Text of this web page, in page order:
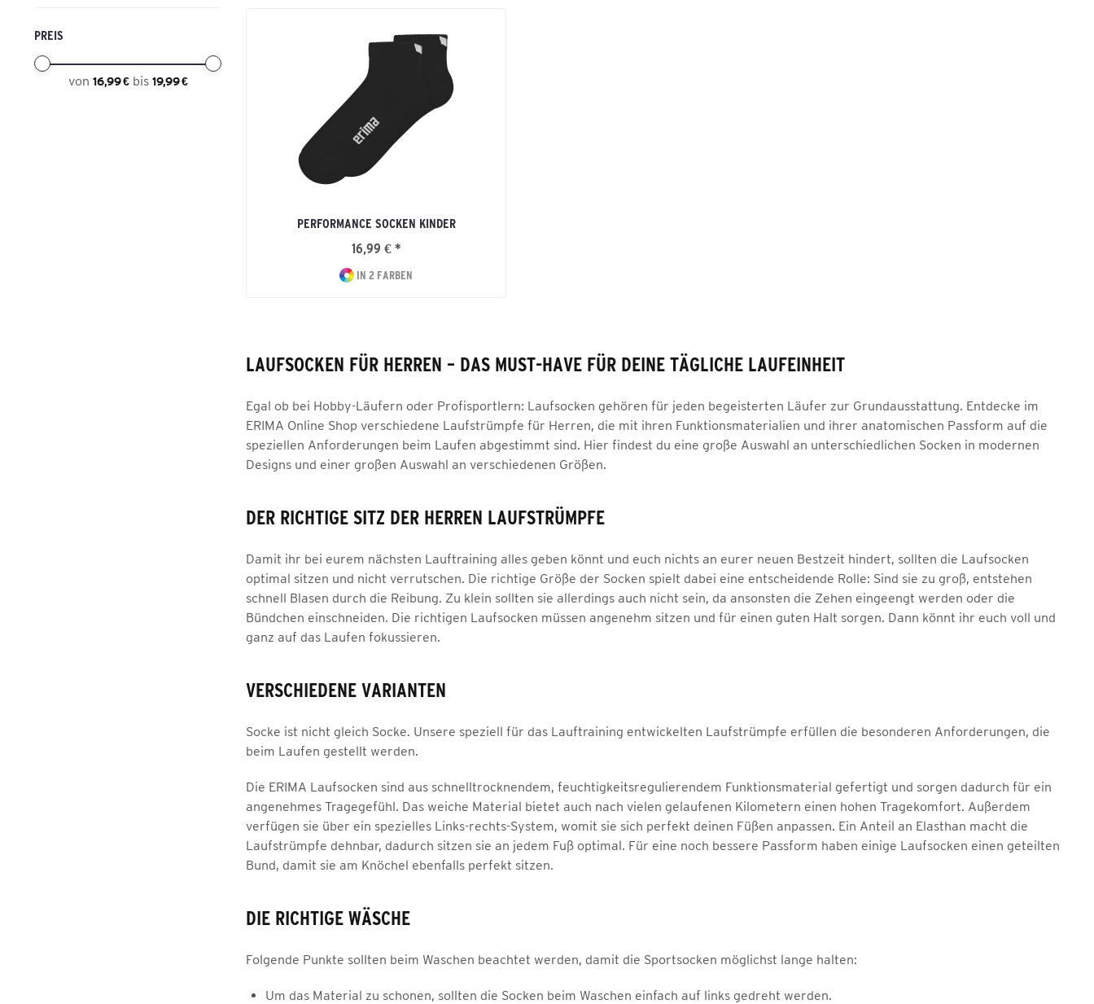
PREIS
von 16,99 € bis 19,99 €
PERFORMANCE SOCKEN KINDER
16,99 € *
IN 2 FARBEN
LAUFSOCKEN FÜR HERREN – DAS MUST-HAVE FÜR DEINE TÄGLICHE LAUFEINHEIT
Egal ob bei Hobby-Läufern oder Profisportlern: Laufsocken gehören für jeden begeisterten Läufer zur Grundausstattung. Entdecke im
ERIMA Online Shop verschiedene Laufstrümpfe für Herren, die mit ihren Funktionsmaterialien und ihrer anatomischen Passform auf die
speziellen Anforderungen beim Laufen abgestimmt sind. Hier findest du eine große Auswahl an unterschiedlichen Socken in modernen
Designs und einer großen Auswahl an verschiedenen Größen.
DER RICHTIGE SITZ DER HERREN LAUFSTRÜMPFE
Damit ihr bei eurem nächsten Lauftraining alles geben könnt und euch nichts an eurer neuen Bestzeit hindert, sollten die Laufsocken
optimal sitzen und nicht verrutschen. Die richtige Größe der Socken spielt dabei eine entscheidende Rolle: Sind sie zu groß, entstehen
schnell Blasen durch die Reibung. Zu klein sollten sie allerdings auch nicht sein, da ansonsten die Zehen eingeengt werden oder die
Bündchen einschneiden. Die richtigen Laufsocken müssen angenehm sitzen und für einen guten Halt sorgen. Dann könnt ihr euch voll und
ganz auf das Laufen fokussieren.
VERSCHIEDENE VARIANTEN
Socke ist nicht gleich Socke. Unsere speziell für das Lauftraining entwickelten Laufstrümpfe erfüllen die besonderen Anforderungen, die
beim Laufen gestellt werden.
Die ERIMA Laufsocken sind aus schnelltrocknendem, feuchtigkeitsregulierendem Funktionsmaterial gefertigt und sorgen dadurch für ein
angenehmes Tragegefühl. Das weiche Material bietet auch nach vielen gelaufenen Kilometern einen hohen Tragekomfort. Außerdem
verfügen sie über ein spezielles Links-rechts-System, womit sie sich perfekt deinen Füßen anpassen. Ein Anteil an Elasthan macht die
Laufstrümpfe dehnbar, dadurch sitzen sie an jedem Fuß optimal. Für eine noch bessere Passform haben einige Laufsocken einen geteilten
Bund, damit sie am Knöchel ebenfalls perfekt sitzen.
DIE RICHTIGE WÄSCHE
Folgende Punkte sollten beim Waschen beachtet werden, damit die Sportsocken möglichst lange halten:
Um das Material zu schonen, sollten die Socken beim Waschen einfach auf links gedreht werden.